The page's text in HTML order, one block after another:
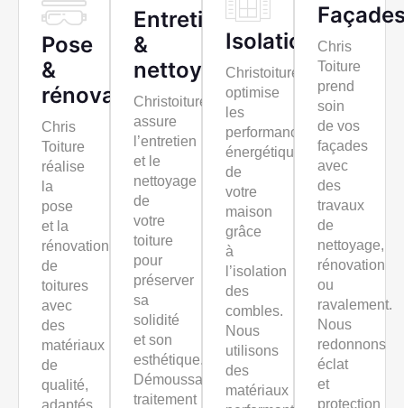
Pose
&
rénovation
Chris
Toiture
réalise
la
pose
et la
rénovation
de
toitures
avec
des
matériaux
de
qualité,
adaptés
Entretien
&
nettoyage
Christoiture
assure
l’entretien
et le
nettoyage
de
votre
toiture
pour
préserver
sa
solidité
et son
esthétique.
Démoussage,
traitement
Isolation
Christoiture
optimise
les
performances
énergétiques
de
votre
maison
grâce
à
l’isolation
des
combles.
Nous
utilisons
des
matériaux
Chris
Toiture
prend
soin
de vos
façades
avec
des
travaux
de
nettoyage,
rénovation
ou
ravalement.
Nous
redonnons
éclat
et
protection